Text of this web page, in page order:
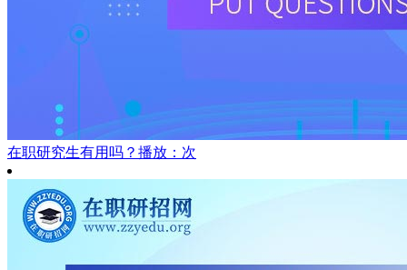
在职研究生有用吗？ 播放：次